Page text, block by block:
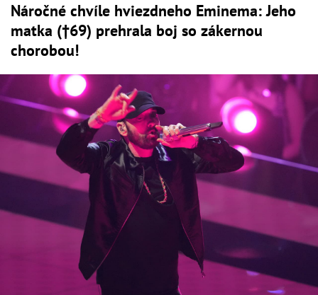
Náročné chvíle hviezdneho Eminema: Jeho
matka (†69) prehrala boj so zákernou
chorobou!